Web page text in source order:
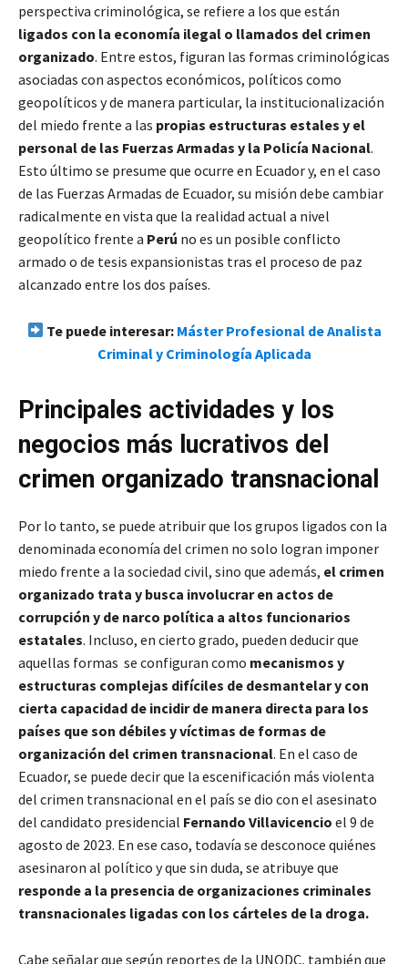
perspectiva criminológica, se refiere a los que están
ligados con la economía ilegal o llamados del crimen
organizado. Entre estos, figuran las formas criminológicas
asociadas con aspectos económicos, políticos como
geopolíticos y de manera particular, la institucionalización
del miedo frente a las propias estructuras estales y el
personal de las Fuerzas Armadas y la Policía Nacional.
Esto último se presume que ocurre en Ecuador y, en el caso
de las Fuerzas Armadas de Ecuador, su misión debe cambiar
radicalmente en vista que la realidad actual a nivel
geopolítico frente a Perú no es un posible conflicto
armado o de tesis expansionistas tras el proceso de paz
alcanzado entre los dos países.
Te puede interesar: Máster Profesional de Analista
Criminal y Criminología Aplicada
Principales actividades y los
negocios más lucrativos del
crimen organizado transnacional
Por lo tanto, se puede atribuir que los grupos ligados con la
denominada economía del crimen no solo logran imponer
miedo frente a la sociedad civil, sino que además, el crimen
organizado trata y busca involucrar en actos de
corrupción y de narco política a altos funcionarios
estatales. Incluso, en cierto grado, pueden deducir que
aquellas formas se configuran como mecanismos y
estructuras complejas difíciles de desmantelar y con
cierta capacidad de incidir de manera directa para los
países que son débiles y víctimas de formas de
organización del crimen transnacional. En el caso de
Ecuador, se puede decir que la escenificación más violenta
del crimen transnacional en el país se dio con el asesinato
del candidato presidencial Fernando Villavicencio el 9 de
agosto de 2023. En ese caso, todavía se desconoce quiénes
asesinaron al político y que sin duda, se atribuye que
responde a la presencia de organizaciones criminales
transnacionales ligadas con los cárteles de la droga.
Cabe señalar que según reportes de la UNODC, también que